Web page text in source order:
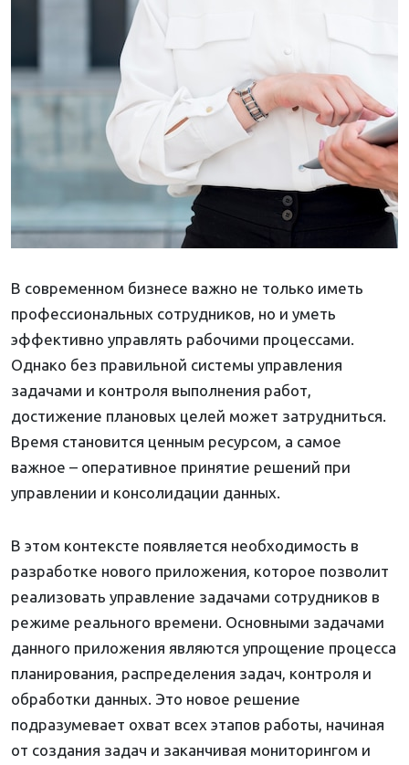
В современном бизнесе важно не только иметь
профессиональных сотрудников, но и уметь
эффективно управлять рабочими процессами.
Однако без правильной системы управления
задачами и контроля выполнения работ,
достижение плановых целей может затрудниться.
Время становится ценным ресурсом, а самое
важное – оперативное принятие решений при
управлении и консолидации данных.
В этом контексте появляется необходимость в
разработке нового приложения, которое позволит
реализовать управление задачами сотрудников в
режиме реального времени. Основными задачами
данного приложения являются упрощение процесса
планирования, распределения задач, контроля и
обработки данных. Это новое решение
подразумевает охват всех этапов работы, начиная
от создания задач и заканчивая мониторингом и